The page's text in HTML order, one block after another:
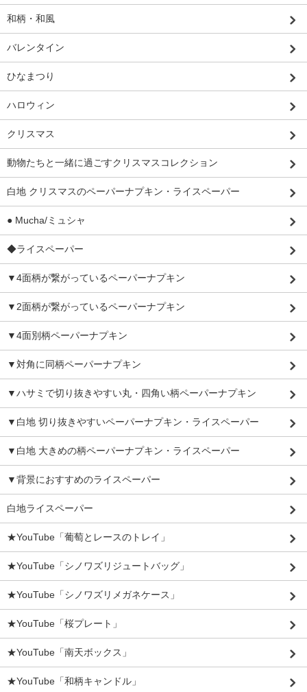
和柄・和風
バレンタイン
ひなまつり
ハロウィン
クリスマス
動物たちと一緒に過ごすクリスマスコレクション
白地 クリスマスのペーパーナプキン・ライスペーパー
● Mucha/ミュシャ
◆ライスペーパー
▼4面柄が繋がっているペーパーナプキン
▼2面柄が繋がっているペーパーナプキン
▼4面別柄ペーパーナプキン
▼対角に同柄ペーパーナプキン
▼ハサミで切り抜きやすい丸・四角い柄ペーパーナプキン
▼白地 切り抜きやすいペーパーナプキン・ライスペーパー
▼白地 大きめの柄ペーパーナプキン・ライスペーパー
▼背景におすすめのライスペーパー
白地ライスペーパー
★YouTube「葡萄とレースのトレイ」
★YouTube「シノワズリジュートバッグ」
★YouTube「シノワズリメガネケース」
★YouTube「桜プレート」
★YouTube「南天ボックス」
★YouTube「和柄キャンドル」